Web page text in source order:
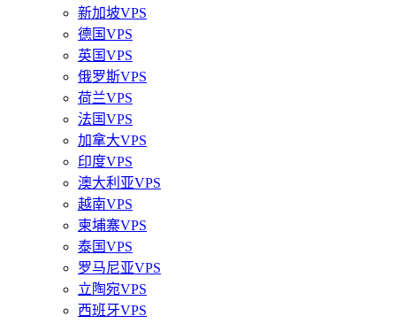
新加坡VPS
德国VPS
英国VPS
俄罗斯VPS
荷兰VPS
法国VPS
加拿大VPS
印度VPS
澳大利亚VPS
越南VPS
柬埔寨VPS
泰国VPS
罗马尼亚VPS
立陶宛VPS
西班牙VPS